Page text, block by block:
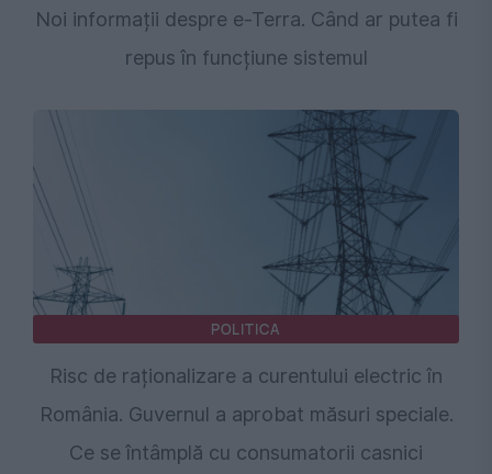
Noi informații despre e-Terra. Când ar putea fi
repus în funcțiune sistemul
POLITICA
Risc de raționalizare a curentului electric în
România. Guvernul a aprobat măsuri speciale.
Ce se întâmplă cu consumatorii casnici